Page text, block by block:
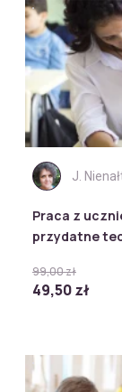
J.
Praca z
przydatne
99,00 zł
49,50 zł